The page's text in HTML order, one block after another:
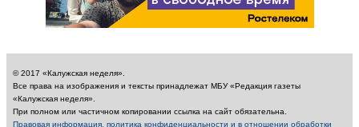
© 2017 «Калужская неделя».
Все права на изображения и тексты принадлежат МБУ «Редакция газеты
«Калужская неделя».
При полном или частичном копировании ссылка на сайт обязательна.
Правовая информация, политика конфиденциальности и в отношении обработки